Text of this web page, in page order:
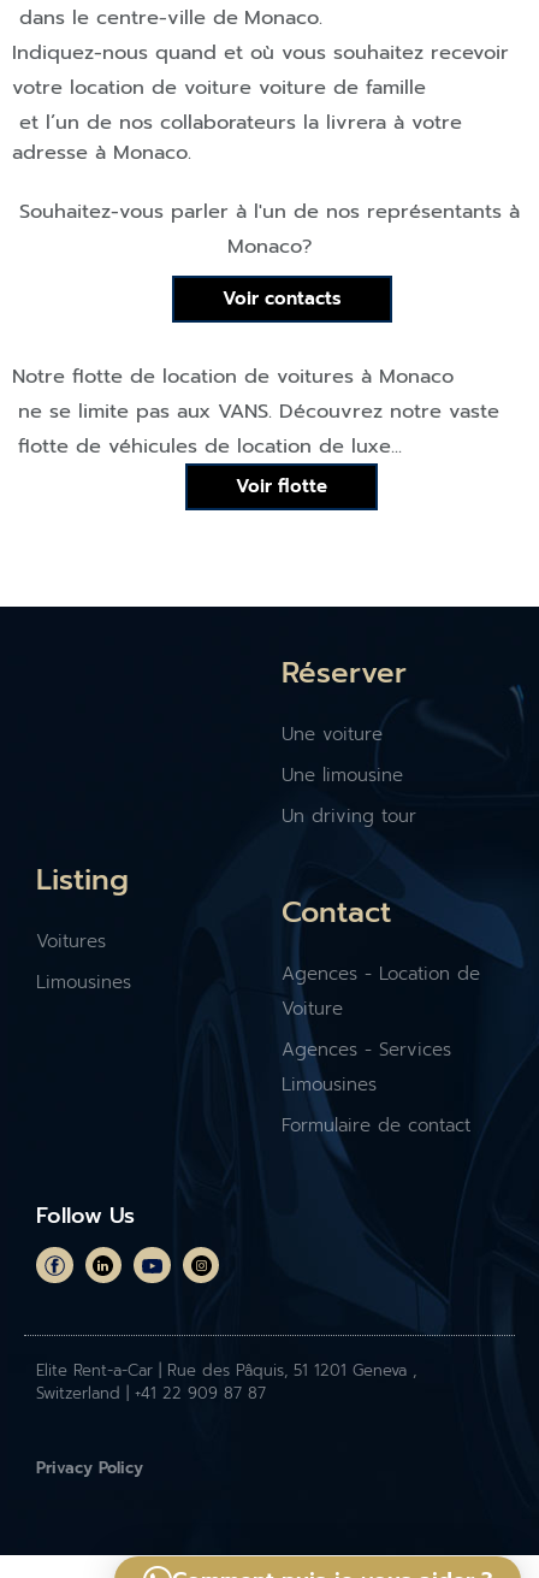
dans le centre-ville de Monaco.
Indiquez-nous quand et où vous souhaitez recevoir
votre location de voiture voiture de famille
et l’un de nos collaborateurs la livrera à votre
adresse à Monaco.
Souhaitez-vous parler à l'un de nos représentants à
Monaco?
Voir contacts
Notre flotte de location de voitures à Monaco
ne se limite pas aux VANS. Découvrez notre vaste
flotte de véhicules de location de luxe...
Voir flotte
Réserver
Une voiture
Une limousine
Un driving tour
Listing
Voitures
Limousines
Contact
Agences - Location de
Voiture
Agences - Services
Limousines
Formulaire de contact
Follow Us
Elite Rent-a-Car | Rue des Pâquis, 51 1201 Geneva ,
Switzerland | +41 22 909 87 87
Privacy Policy